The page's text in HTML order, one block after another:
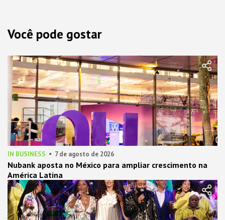
Você pode gostar
IN BUSINESS 7 de agosto de 2026
Nubank aposta no México para ampliar crescimento na
América Latina